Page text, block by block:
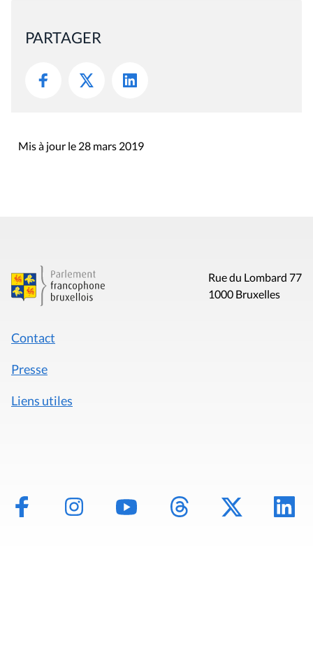
PARTAGER
Mis à jour le 28 mars 2019
Rue du Lombard 77
1000 Bruxelles
Contact
Presse
Liens utiles